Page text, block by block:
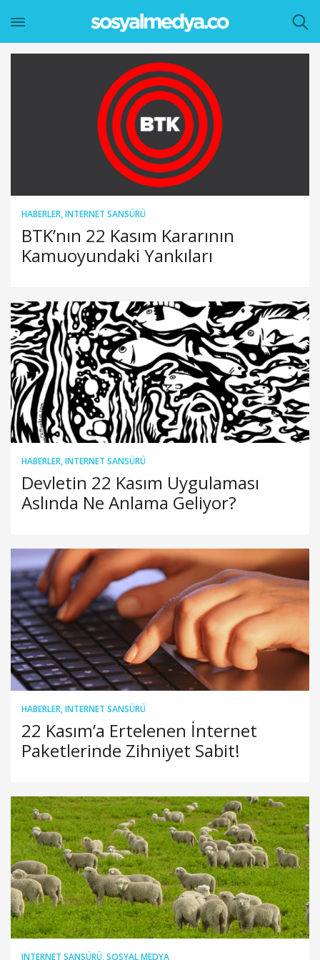
HABERLER,INTERNET SANSÜRÜ
BTK’nın 22 Kasım Kararının
Kamuoyundaki Yankıları
HABERLER,INTERNET SANSÜRÜ
Devletin 22 Kasım Uygulaması
Aslında Ne Anlama Geliyor?
HABERLER,INTERNET SANSÜRÜ
22 Kasım’a Ertelenen İnternet
Paketlerinde Zihniyet Sabit!
INTERNET SANSÜRÜ,SOSYAL MEDYA